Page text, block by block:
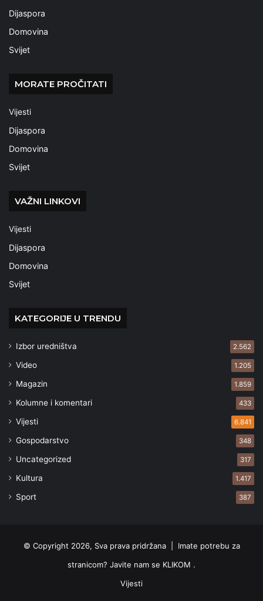
Dijaspora
Domovina
Svijet
MORATE PROČITATI
Vijesti
Dijaspora
Domovina
Svijet
VAŽNI LINKOVI
Vijesti
Dijaspora
Domovina
Svijet
KATEGORIJE U TRENDU
Izbor uredništva 2.562
Video 1.205
Magazin 1.859
Kolumne i komentari 433
Vijesti 6.841
Gospodarstvo 348
Uncategorized 317
Kultura 1.417
Sport 387
© Copyright 2026, Sva prava pridržana | Imate potrebu za
stranicom? Javite nam se KLIKOM .
Vijesti